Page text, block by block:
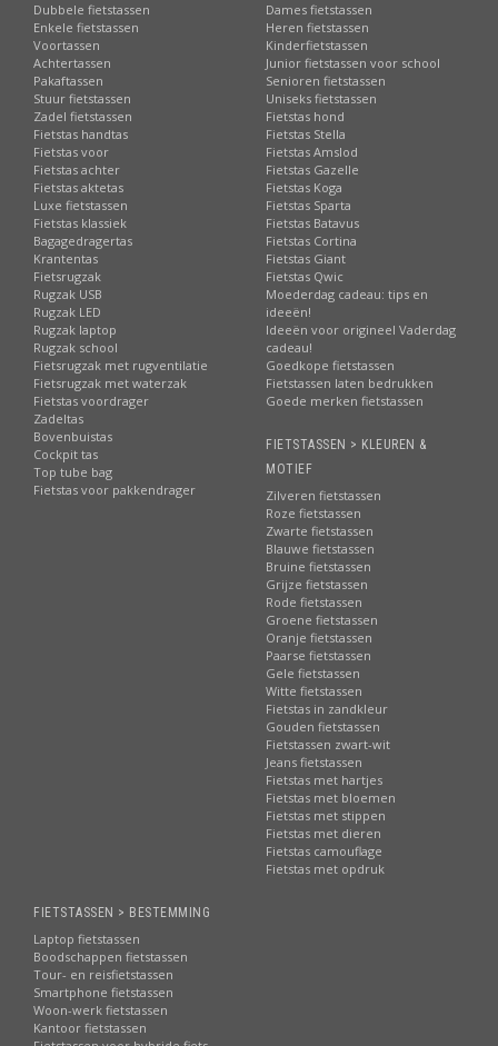
Dubbele fietstassen
Enkele fietstassen
Voortassen
Achtertassen
Pakaftassen
Stuur fietstassen
Zadel fietstassen
Fietstas handtas
Fietstas voor
Fietstas achter
Fietstas aktetas
Luxe fietstassen
Fietstas klassiek
Bagagedragertas
Krantentas
Fietsrugzak
Rugzak USB
Rugzak LED
Rugzak laptop
Rugzak school
Fietsrugzak met rugventilatie
Fietsrugzak met waterzak
Fietstas voordrager
Zadeltas
Bovenbuistas
Cockpit tas
Top tube bag
Fietstas voor pakkendrager
Dames fietstassen
Heren fietstassen
Kinderfietstassen
Junior fietstassen voor school
Senioren fietstassen
Uniseks fietstassen
Fietstas hond
Fietstas Stella
Fietstas Amslod
Fietstas Gazelle
Fietstas Koga
Fietstas Sparta
Fietstas Batavus
Fietstas Cortina
Fietstas Giant
Fietstas Qwic
Moederdag cadeau: tips en
ideeën!
Ideeën voor origineel Vaderdag
cadeau!
Goedkope fietstassen
Fietstassen laten bedrukken
Goede merken fietstassen
FIETSTASSEN > KLEUREN &
MOTIEF
Zilveren fietstassen
Roze fietstassen
Zwarte fietstassen
Blauwe fietstassen
Bruine fietstassen
Grijze fietstassen
Rode fietstassen
Groene fietstassen
Oranje fietstassen
Paarse fietstassen
Gele fietstassen
Witte fietstassen
Fietstas in zandkleur
Gouden fietstassen
Fietstassen zwart-wit
Jeans fietstassen
Fietstas met hartjes
Fietstas met bloemen
Fietstas met stippen
Fietstas met dieren
Fietstas camouflage
Fietstas met opdruk
FIETSTASSEN > BESTEMMING
Laptop fietstassen
Boodschappen fietstassen
Tour- en reisfietstassen
Smartphone fietstassen
Woon-werk fietstassen
Kantoor fietstassen